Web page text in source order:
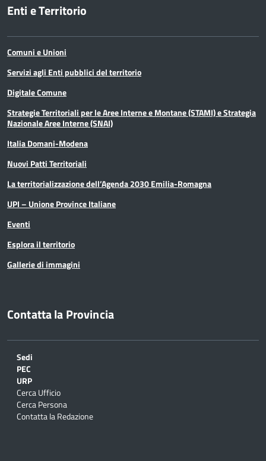
Enti e Territorio
Comuni e Unioni
Servizi agli Enti pubblici del territorio
Digitale Comune
Strategie Territoriali per le Aree Interne e Montane (STAMI) e Strategia
Nazionale Aree Interne (SNAI)
Italia Domani-Modena
Nuovi Patti Territoriali
La territorializzazione dell’Agenda 2030 Emilia-Romagna
UPI – Unione Province Italiane
Eventi
Esplora il territorio
Gallerie di immagini
Contatta la Provincia
Sedi
PEC
URP
Cerca Ufficio
Cerca Persona
Contatta la Redazione